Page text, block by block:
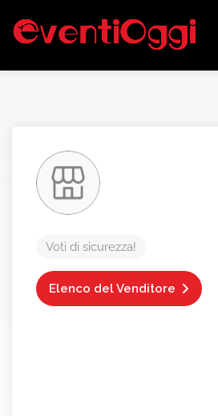
Voti di sicurezza!
Elenco del Venditore